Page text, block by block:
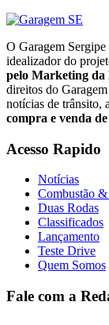
O Garagem Sergipe
idealizador do
pelo Marketing da
direitos do
notícias de trânsito,
compra e venda
Acesso Rapido
Notícias
Combustão
Duas Rodas
Classificados
Lançamento
Teste Drive
Quem Somos
Fale com a